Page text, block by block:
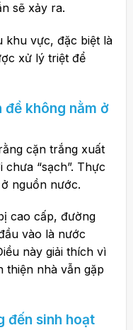
sẽ xảy ra.
khu vực, đặc biệt là
xử lý triệt để
đề không nằm ở
cặn trắng xuất
“sạch”. Thực
nguồn nước.
cao cấp, đường
vào là nước
này giải thích vì
thiện nhà vẫn gặp
đến sinh hoạt